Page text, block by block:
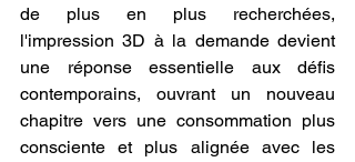
de plus en plus recherchées,
l'impression 3D à la demande devient
une réponse essentielle aux défis
contemporains, ouvrant un nouveau
chapitre vers une consommation plus
consciente et plus alignée avec les